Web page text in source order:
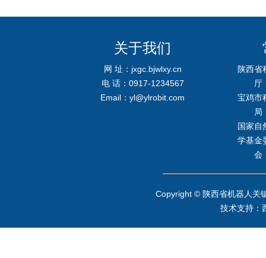
关于我们
网 址：jxgc.bjwlxy.cn
电 话：0917-1234567
Email：yl@ylrobit.com
陕西省
厅
宝鸡市
局
国家自
学基金
会
Copyright © 陕西省机器人关
技术支持：